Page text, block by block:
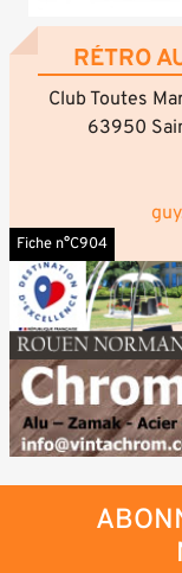
RÉTRO
Club Toutes
63950
Fiche n°C904